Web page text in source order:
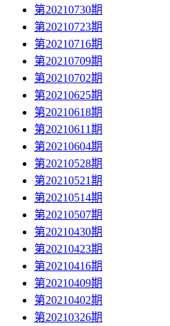
第20210730期
第20210723期
第20210716期
第20210709期
第20210702期
第20210625期
第20210618期
第20210611期
第20210604期
第20210528期
第20210521期
第20210514期
第20210507期
第20210430期
第20210423期
第20210416期
第20210409期
第20210402期
第20210326期